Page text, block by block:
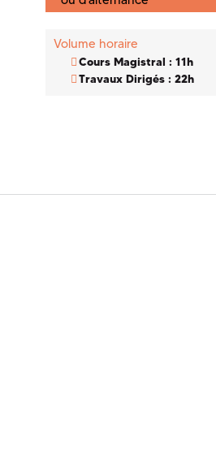
Volume horaire
Cours Magistral : 11h
Travaux Dirigés : 22h